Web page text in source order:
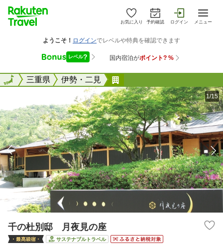
お気に入り 予約確認 ログイン メニュー
全国三重県 伊勢・二見
全国
1/15
千の杜別邸 月夜見の座
サステナブルトラベル